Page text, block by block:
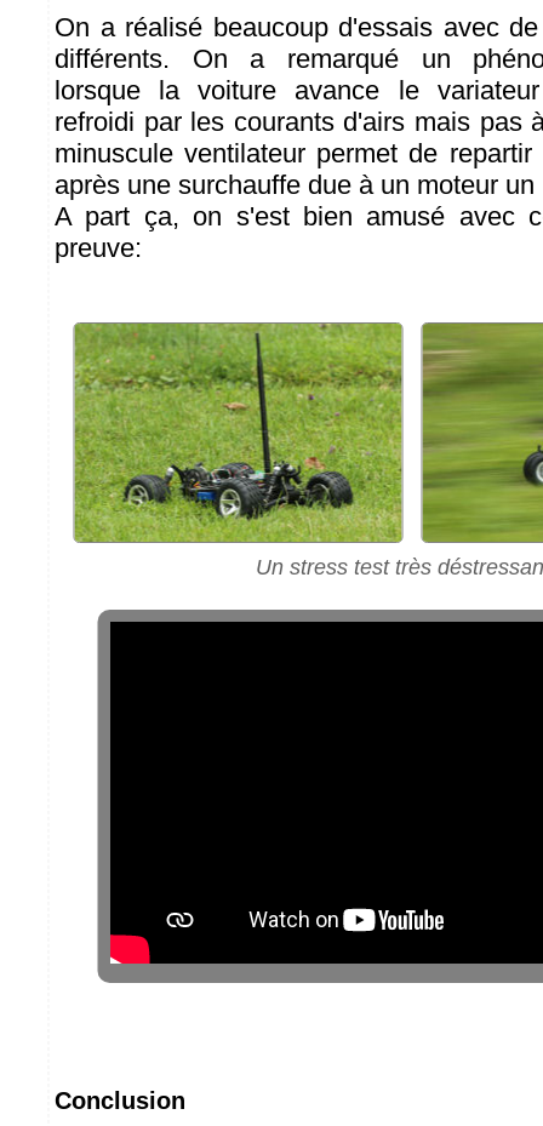
On a réalisé beaucoup d'essais avec
différents. On a remarqué un
lorsque la voiture avance le
refroidi par les courants d'airs mais pas
minuscule ventilateur permet de
après une surchauffe due à un moteur
A part ça, on s'est bien amusé avec
preuve:
Un stress test très
Conclusion